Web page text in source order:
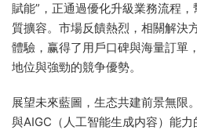
賦能”，正通過優化升級業務流程
質擴容。市場反饋熱烈，相關解決
體驗，赢得了用戶口碑與海量訂單
地位與強勁的競争優勢。
展望未來藍圖，生态共建前景無限
與AIGC（人工智能生成内容）能